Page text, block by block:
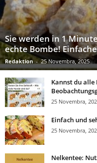
Sie werden in 1
echte Bombe!
Redaktion - 25 Novembra, 2025
Kannst du alle
25 Novembra,
Einfach und
25 Novembra,
Nelkentee: